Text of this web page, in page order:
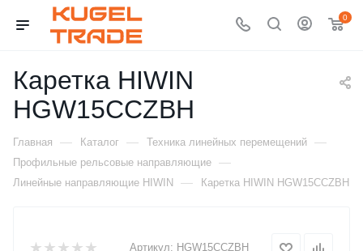
0
Каретка HIWIN
HGW15CCZBH
Главная — Каталог — Техника линейных перемещений —
Профильные рельсовые направляющие —
Линейные направляющие HIWIN — Каретка HIWIN HGW15CCZBH
Артикул: HGW15CCZBH